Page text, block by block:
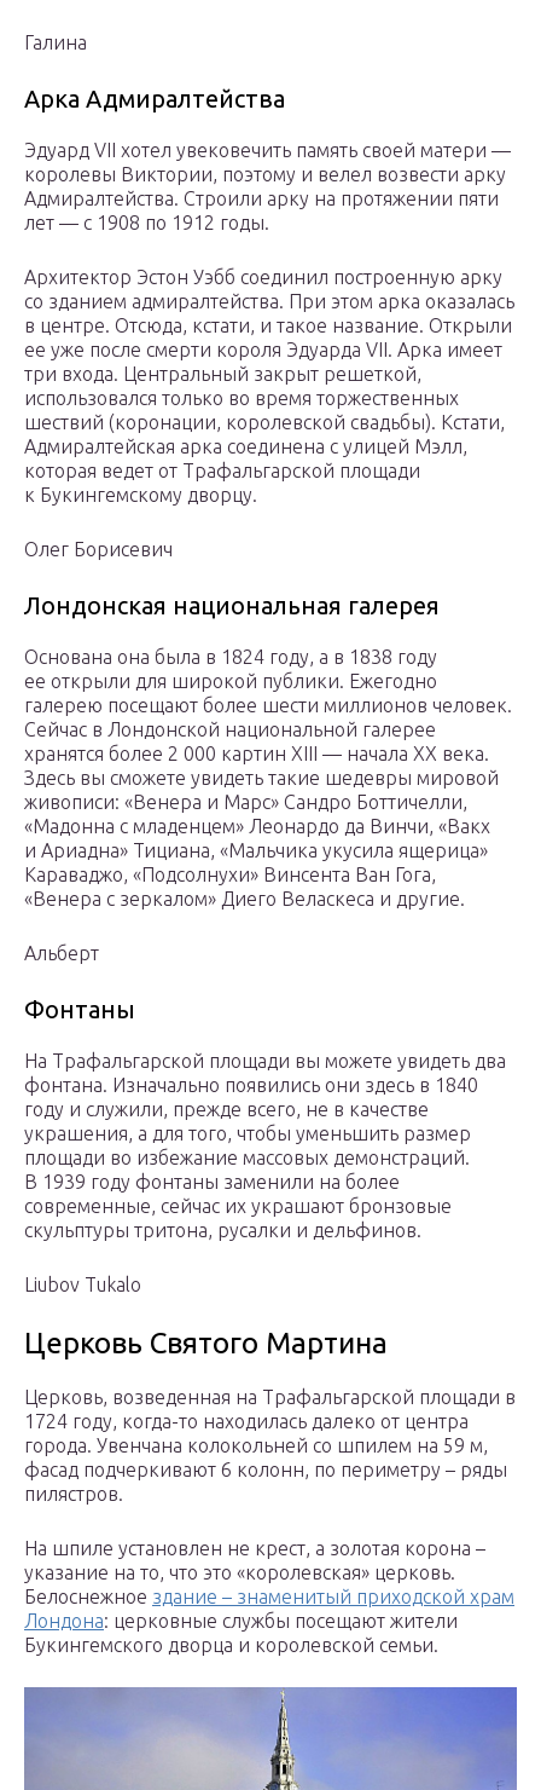
Галина
Арка Адмиралтейства
Эдуард VII хотел увековечить память своей матери —
королевы Виктории, поэтому и велел возвести арку
Адмиралтейства. Строили арку на протяжении пяти
лет — с 1908 по 1912 годы.
Архитектор Эстон Уэбб соединил построенную арку
со зданием адмиралтейства. При этом арка оказалась
в центре. Отсюда, кстати, и такое название. Открыли
ее уже после смерти короля Эдуарда VII. Арка имеет
три входа. Центральный закрыт решеткой,
использовался только во время торжественных
шествий (коронации, королевской свадьбы). Кстати,
Адмиралтейская арка соединена с улицей Мэлл,
которая ведет от Трафальгарской площади
к Букингемскому дворцу.
Олег Борисевич
Лондонская национальная галерея
Основана она была в 1824 году, а в 1838 году
ее открыли для широкой публики. Ежегодно
галерею посещают более шести миллионов человек.
Сейчас в Лондонской национальной галерее
хранятся более 2 000 картин XIII — начала XX века.
Здесь вы сможете увидеть такие шедевры мировой
живописи: «Венера и Марс» Сандро Боттичелли,
«Мадонна с младенцем» Леонардо да Винчи, «Вакх
и Ариадна» Тициана, «Мальчика укусила ящерица»
Караваджо, «Подсолнухи» Винсента Ван Гога,
«Венера с зеркалом» Диего Веласкеса и другие.
Альберт
Фонтаны
На Трафальгарской площади вы можете увидеть два
фонтана. Изначально появились они здесь в 1840
году и служили, прежде всего, не в качестве
украшения, а для того, чтобы уменьшить размер
площади во избежание массовых демонстраций.
В 1939 году фонтаны заменили на более
современные, сейчас их украшают бронзовые
скульптуры тритона, русалки и дельфинов.
Liubov Tukalo
Церковь Святого Мартина
Церковь, возведенная на Трафальгарской площади в
1724 году, когда-то находилась далеко от центра
города. Увенчана колокольней со шпилем на 59 м,
фасад подчеркивают 6 колонн, по периметру – ряды
пилястров.
На шпиле установлен не крест, а золотая корона –
указание на то, что это «королевская» церковь.
Белоснежное здание – знаменитый приходской храм
Лондона: церковные службы посещают жители
Букингемского дворца и королевской семьи.